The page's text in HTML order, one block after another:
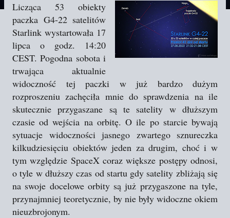
Licząca 53 obiekty
paczka G4-22 satelitów
Starlink wystartowała 17
lipca o godz. 14:20
CEST. Pogodna sobota i
trwająca aktualnie
widoczność tej paczki w już bardzo dużym
rozproszeniu zachęciła mnie do sprawdzenia na ile
skutecznie przygaszane są te satelity w dłuższym
czasie od wejścia na orbitę. O ile po starcie bywają
sytuacje widoczności jasnego zwartego sznureczka
kilkudziesięciu obiektów jeden za drugim, choć i w
tym względzie SpaceX coraz większe postępy odnosi,
o tyle w dłuższy czas od startu gdy satelity zbliżają się
na swoje docelowe orbity są już przygaszone na tyle,
przynajmniej teoretycznie, by nie były widoczne okiem
nieuzbrojonym.